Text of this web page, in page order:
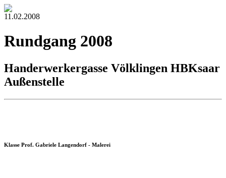
11.02.2008
Rundgang 2008
Handerwerkergasse Völklingen HBKsaar
Außenstelle
Klasse Prof. Gabriele Langendorf - Malerei